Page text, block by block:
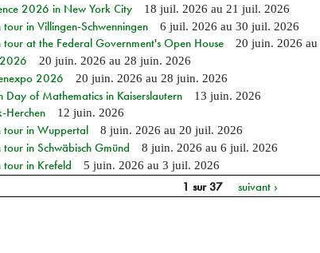
2026 in New York City 18 juil. 2026 au 21 juil. 2026
in Villingen-Schwenningen 6 juil. 2026 au 30 juil. 2026
at the Federal Government's Open House 20 juin. 2026 au
20 juin. 2026 au 28 juin. 2026
2026 20 juin. 2026 au 28 juin. 2026
of Mathematics in Kaiserslautern 13 juin. 2026
Herchen 12 juin. 2026
tour in Wuppertal 8 juin. 2026 au 20 juil. 2026
in Schwäbisch Gmünd 8 juin. 2026 au 6 juil. 2026
tour in Krefeld 5 juin. 2026 au 3 juil. 2026
1 sur 37 suivant ›